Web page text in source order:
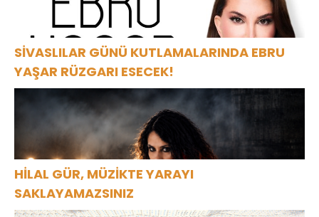
SİVASLILAR GÜNÜ KUTLAMALARINDA EBRU
YAŞAR RÜZGARI ESECEK!
HİLAL GÜR, MÜZİKTE YARAYI
SAKLAYAMAZSINIZ